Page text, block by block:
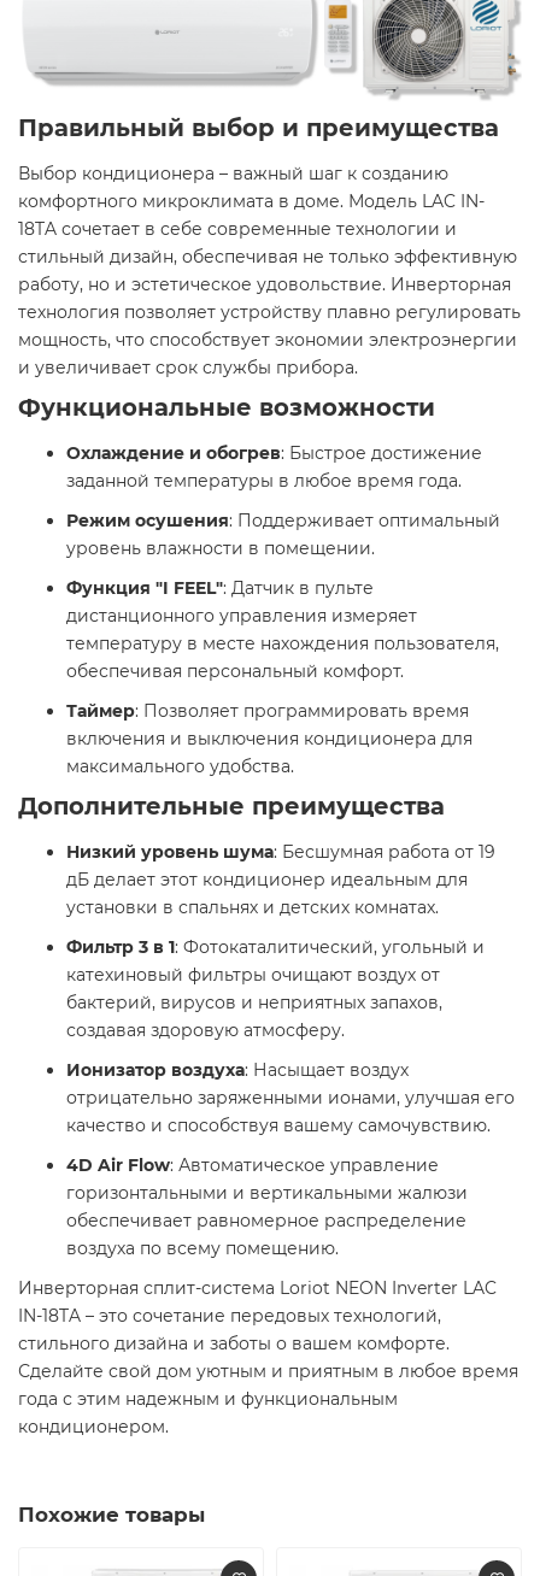
Правильный выбор и преимущества
Выбор кондиционера – важный шаг к созданию
комфортного микроклимата в доме. Модель LAC IN-
18TA сочетает в себе современные технологии и
стильный дизайн, обеспечивая не только эффективную
работу, но и эстетическое удовольствие. Инверторная
технология позволяет устройству плавно регулировать
мощность, что способствует экономии электроэнергии
и увеличивает срок службы прибора.
Функциональные возможности
Охлаждение и обогрев: Быстрое достижение
заданной температуры в любое время года.
Режим осушения: Поддерживает оптимальный
уровень влажности в помещении.
Функция "I FEEL": Датчик в пульте
дистанционного управления измеряет
температуру в месте нахождения пользователя,
обеспечивая персональный комфорт.
Таймер: Позволяет программировать время
включения и выключения кондиционера для
максимального удобства.
Дополнительные преимущества
Низкий уровень шума: Бесшумная работа от 19
дБ делает этот кондиционер идеальным для
установки в спальнях и детских комнатах.
Фильтр 3 в 1: Фотокаталитический, угольный и
катехиновый фильтры очищают воздух от
бактерий, вирусов и неприятных запахов,
создавая здоровую атмосферу.
Ионизатор воздуха: Насыщает воздух
отрицательно заряженными ионами, улучшая его
качество и способствуя вашему самочувствию.
4D Air Flow: Автоматическое управление
горизонтальными и вертикальными жалюзи
обеспечивает равномерное распределение
воздуха по всему помещению.
Инверторная сплит-система Loriot NEON Inverter LAC
IN-18TA – это сочетание передовых технологий,
стильного дизайна и заботы о вашем комфорте.
Сделайте свой дом уютным и приятным в любое время
года с этим надежным и функциональным
кондиционером.
Похожие товары